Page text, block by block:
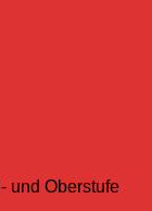
und Oberstufe